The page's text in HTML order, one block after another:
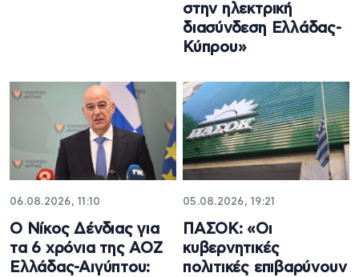
στην ηλεκτρική
διασύνδεση Ελλάδας-
Κύπρου»
06.08.2026, 11:10
Ο Νίκος Δένδιας για
τα 6 χρόνια της ΑΟΖ
Ελλάδας-Αιγύπτου:
05.08.2026, 19:21
ΠΑΣΟΚ: «Οι
κυβερνητικές
πολιτικές επιβαρύνουν